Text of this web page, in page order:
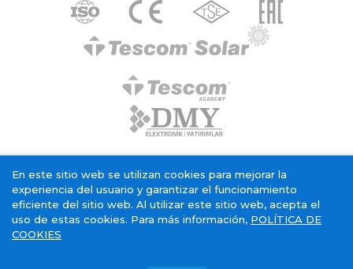
Texto de aclaración general de Tescom Elektronik
Política de cookies
Servicio Sociedad de la Información
En este sitio web se utilizan cookies para mejorar la
experiencia del usuario y garantizar el funcionamiento
eficiente del sitio web. Al utilizar este sitio web, acepta el
uso de estas cookies. Para más información, POLÍTICA DE
COOKIES